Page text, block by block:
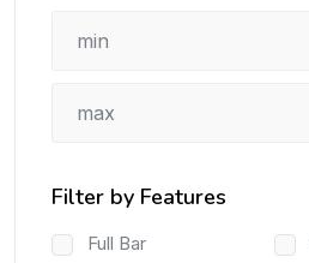
Filter by Features
Full Bar